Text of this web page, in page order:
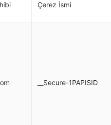
Çerez İsmi
__Secure-1PAPISID